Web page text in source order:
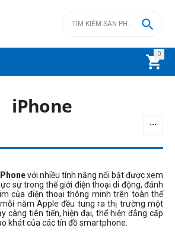
0


iPhone
với nhiều tính năng nổi bật được xem
sự trong thế giới điện thoại di động, đánh
của điện thoại thông minh trên toàn thế
năm Apple đều tung ra thị trường một
càng tiên tiến, hiện đại, thể hiện đẳng cấp
khát của các tín đồ smartphone.